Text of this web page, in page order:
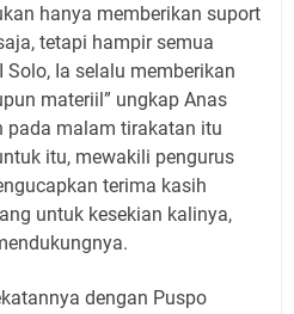
hanya memberikan suport
tetapi hampir semua
Solo, Ia selalu memberikan
materiil” ungkap Anas
pada malam tirakatan itu
itu, mewakili pengurus
terima kasih
untuk kesekian kalinya,
dengan Puspo